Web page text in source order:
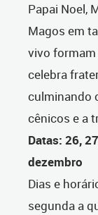
Papai Noel,
Magos em
vivo
celebra
culminando
cênicos e a
Datas: 26,
dezembro
Dias e
segunda a